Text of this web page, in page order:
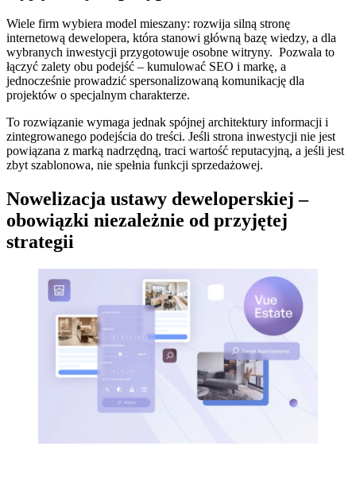
Wiele firm wybiera model mieszany: rozwija silną stronę
internetową dewelopera, która stanowi główną bazę wiedzy, a dla
wybranych inwestycji przygotowuje osobne witryny. Pozwala to
łączyć zalety obu podejść – kumulować SEO i markę, a
jednocześnie prowadzić spersonalizowaną komunikację dla
projektów o specjalnym charakterze.
To rozwiązanie wymaga jednak spójnej architektury informacji i
zintegrowanego podejścia do treści. Jeśli strona inwestycji nie jest
powiązana z marką nadrzędną, traci wartość reputacyjną, a jeśli jest
zbyt szablonowa, nie spełnia funkcji sprzedażowej.
Nowelizacja ustawy deweloperskiej –
obowiązki niezależnie od przyjętej
strategii